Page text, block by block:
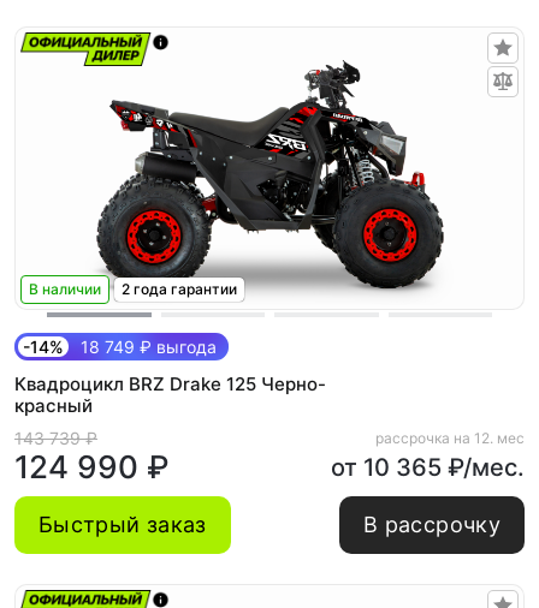
В наличии 2 года гарантии
-14% 18 749 ₽ выгода
Квадроцикл BRZ Drake 125 Черно-
красный
143 739 ₽
124 990 ₽
рассрочка на 12. мес
от 10 365 ₽/мес.
Быстрый заказ В рассрочку